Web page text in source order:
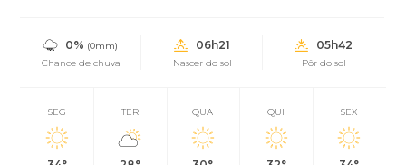
0% (0mm)
Chance de chuva
06h21
Nascer do sol
05h42
Pôr do sol
SEG TER QUA QUI SEX